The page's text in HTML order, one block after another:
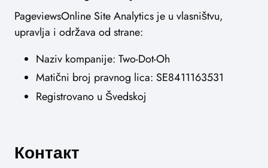
PageviewsOnline Site Analytics je u vlasništvu,
upravlja i održava od strane:
Naziv kompanije: Two-Dot-Oh
Matični broj pravnog lica: SE8411163531
Registrovano u Švedskoj
Контакт